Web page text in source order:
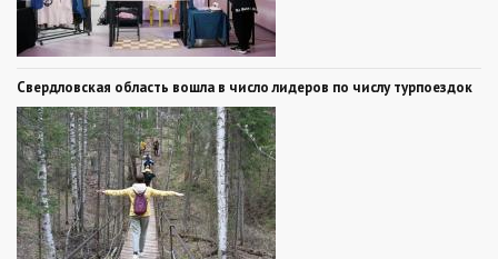
Свердловская область вошла в число лидеров по числу турпоездок